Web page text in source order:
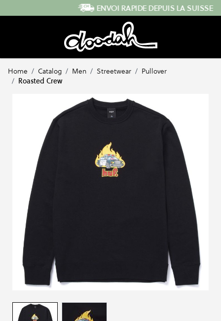
ENVOI RAPIDE DEPUIS LA SUISSE
Home / Catalog / Men / Streetwear / Pullover
/ Roasted Crew